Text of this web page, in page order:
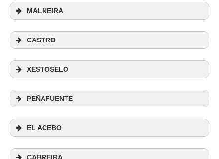
Salime
literas en 3 habitaciones. Precio 6€. SI Cocina
de uso libre. SI salón-comedor. Abierto todo el
año. Tfno.:Teléfono:+34 626 464 183/+34 696
221 565/+34 985 62 70 21
Albergue Porta de Grandas
de los Tilos nº 3. 35 plazas en habitaciones
compartidas (incluidas las 2 plazas adaptadas).
MALNEIRA
CASTRO
Castro s/n. 16 plazas. Precio 11€. SI
Cocina de uso libre (solo microondas, nevera,
XESTOSELO
PEÑAFUENTE
EL ACEBO
CABREIRA